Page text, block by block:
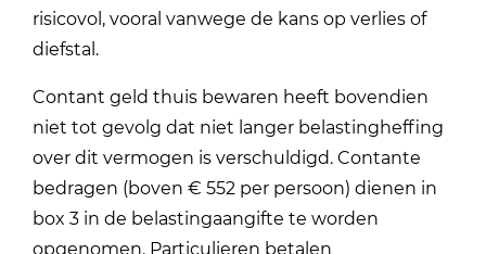
risicovol, vooral vanwege de kans op verlies of
diefstal.
Contant geld thuis bewaren heeft bovendien
niet tot gevolg dat niet langer belastingheffing
over dit vermogen is verschuldigd. Contante
bedragen (boven € 552 per persoon) dienen in
box 3 in de belastingaangifte te worden
opgenomen. Particulieren betalen